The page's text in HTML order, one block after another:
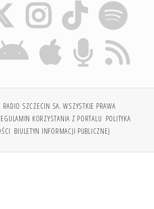
SZCZECIN SA. WSZYSTKIE PRAWA
KORZYSTANIA Z PORTALU POLITYKA
BIULETYN INFORMACJI PUBLICZNEJ